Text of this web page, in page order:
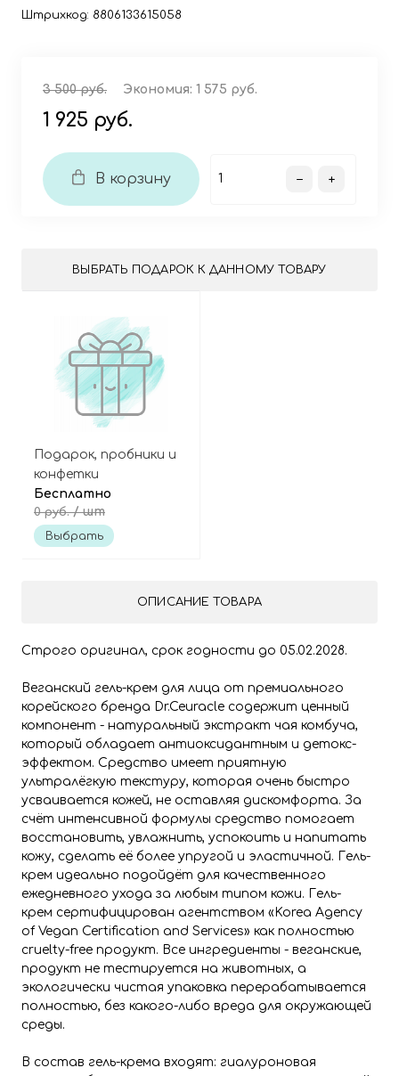
Штрихкод: 8806133615058
3 500 руб. Экономия: 1 575 руб.
1 925 руб.
В корзину
ВЫБРАТЬ ПОДАРОК К ДАННОМУ ТОВАРУ
Подарок, пробники и
конфетки
Бесплатно
0 руб./ шт
Выбрать
ОПИСАНИЕ ТОВАРА
Строго оригинал, срок годности до 05.02.2028.
Веганский гель-крем для лица от премиального
корейского бренда Dr.Ceuracle содержит ценный
компонент - натуральный экстракт чая комбуча,
который обладает антиоксидантным и детокс-
эффектом. Средство имеет приятную
ультралёгкую текстуру, которая очень быстро
усваивается кожей, не оставляя дискомфорта. За
счёт интенсивной формулы средство помогает
восстановить, увлажнить, успокоить и напитать
кожу, сделать её более упругой и эластичной. Гель-
крем идеально подойдёт для качественного
ежедневного ухода за любым типом кожи. Гель-
крем сертифицирован агентством «Korea Agency
of Vegan Certification and Services» как полностью
cruelty-free продукт. Все ингредиенты - веганские,
продукт не тестируется на животных, а
экологически чистая упаковка перерабатывается
полностью, без какого-либо вреда для окружающей
среды.
В состав гель-крема входят: гиалуроновая